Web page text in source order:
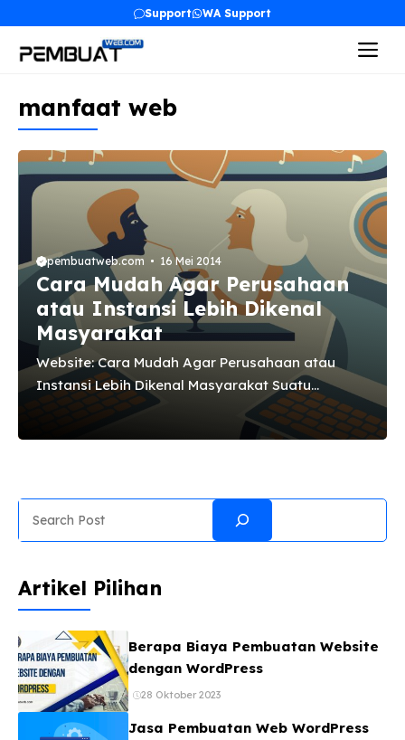
Support WA Support
manfaat web
pembuatweb.com 16 Mei 2014
Cara Mudah Agar Perusahaan
atau Instansi Lebih Dikenal
Masyarakat
Website: Cara Mudah Agar Perusahaan atau
Instansi Lebih Dikenal Masyarakat Suatu
perusahaan atau instansi biasanya memerlukan
suatu media agar lebih dikenal oleh masyarakat.
beluk mengenai perusahaan atau pun instansi
pemerintah, maka biasanya akan diadakan
berbagai acara yang melibatkan sejumlah
penggalangan dana, acara hiburan, acara
pameran, kuliner dan sebagainya. Tentunya
untuk mengadakan acara yang dapat populer di
tengah masyarakat akan membutuhkan dana
dan ...
Artikel Pilihan
Berapa Biaya Pembuatan Website
dengan WordPress
28 Oktober 2023
Jasa Pembuatan Web WordPress